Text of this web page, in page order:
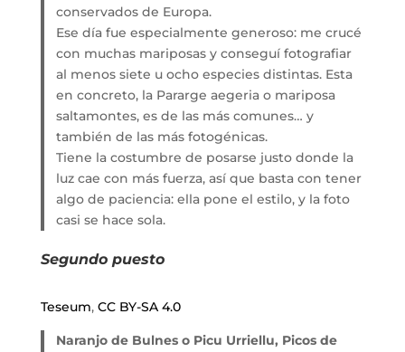
conservados de Europa.
Ese día fue especialmente generoso: me crucé
con muchas mariposas y conseguí fotografiar
al menos siete u ocho especies distintas. Esta
en concreto, la Pararge aegeria o mariposa
saltamontes, es de las más comunes… y
también de las más fotogénicas.
Tiene la costumbre de posarse justo donde la
luz cae con más fuerza, así que basta con tener
algo de paciencia: ella pone el estilo, y la foto
casi se hace sola.
Segundo puesto
Teseum, CC BY-SA 4.0
Naranjo de Bulnes o Picu Urriellu, Picos de